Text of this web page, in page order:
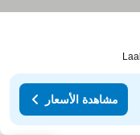
مشاهدة الأسعار